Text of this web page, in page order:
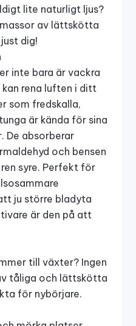
lite naturligt ljus?
av lättskötta
dig!
inte bara är vackra
rena luften i ditt
som fredskalla,
är kända för sina
De absorberar
och bensen
syre. Perfekt för
ju större bladyta
är den på att
till växter? Ingen
tåliga och lättskötta
för nybörjare.